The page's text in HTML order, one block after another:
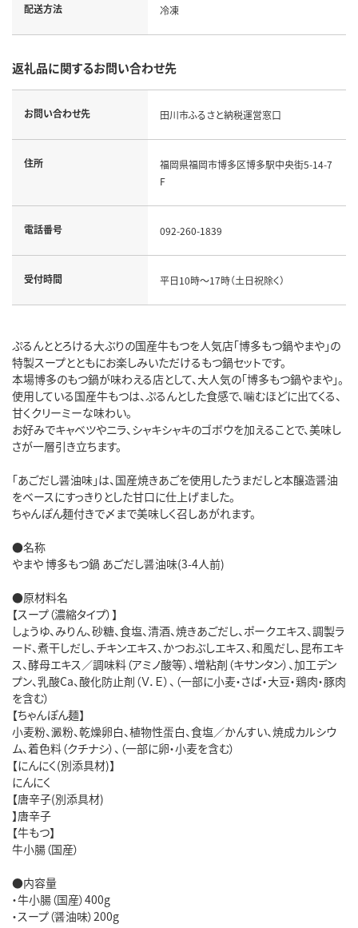
配送方法 冷凍
返礼品に関するお問い合わせ先
お問い合わせ先 田川市ふるさと納税運営窓口
住所
福岡県福岡市博多区博多駅中央街5-14-7
F
電話番号 092-260-1839
受付時間 平日10時～17時（土日祝除く）
ぷるんととろける大ぶりの国産牛もつを人気店「博多もつ鍋やまや」の
特製スープとともにお楽しみいただけるもつ鍋セットです。
本場博多のもつ鍋が味わえる店として、大人気の「博多もつ鍋やまや」。
使用している国産牛もつは、ぷるんとした食感で、噛むほどに出てくる、
甘くクリーミーな味わい。
お好みでキャベツやニラ、シャキシャキのゴボウを加えることで、美味し
さが一層引き立ちます。
「あごだし醤油味」は、国産焼きあごを使用したうまだしと本醸造醤油
をベースにすっきりとした甘口に仕上げました。
ちゃんぽん麺付きで〆まで美味しく召しあがれます。
●名称
やまや 博多もつ鍋 あごだし醤油味(3-4人前)
●原材料名
【スープ（濃縮タイプ）】
しょうゆ、みりん、砂糖、食塩、清酒、焼きあごだし、ポークエキス、調製ラ
ード、煮干しだし、チキンエキス、かつおぶしエキス、和風だし、昆布エキ
ス、酵母エキス／調味料（アミノ酸等）、増粘剤（キサンタン）、加工デン
プン、乳酸Ca、酸化防止剤（Ｖ．Ｅ）、（一部に小麦・さば・大豆・鶏肉・豚肉
を含む）
【ちゃんぽん麺】
小麦粉、澱粉、乾燥卵白、植物性蛋白、食塩／かんすい、焼成カルシウ
ム、着色料（クチナシ）、（一部に卵・小麦を含む）
【にんにく(別添具材)】
にんにく
【唐辛子(別添具材)
】唐辛子
【牛もつ】
牛小腸（国産）
●内容量
・牛小腸（国産）400g
・スープ（醤油味）200g